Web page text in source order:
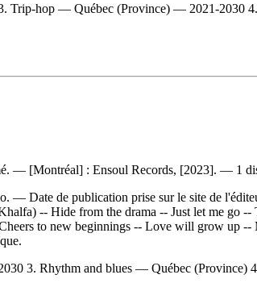
Trip-hop — Québec (Province) — 2021-2030
— [Montréal] : Ensoul Records, [2023]. — 1
— Date de publication prise sur le site de
-- Hide from the drama -- Just let me go
to new beginnings -- Love will grow up
3. Rhythm and blues — Québec (Province)